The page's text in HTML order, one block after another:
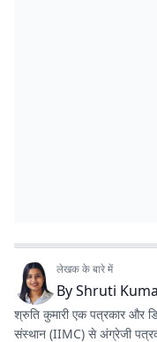
लेखक के बारे में
ByShruti
श्रुति कुमारी एक पत्रकार और
संस्थान (IIMC) से अंग्रेजी